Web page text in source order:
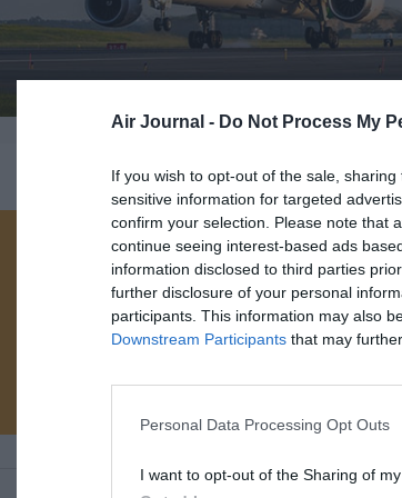
Air Journal - Do Not Process My
If you wish to opt-out of the sale,
sensitive information for targeted
confirm your selection. Please note that
continue seeing interest-based ads
information disclosed to third parties
further disclosure of your personal
participants. This information may also
Downstream Participants that may
Personal Data Processing Opt Outs
I want to opt-out of the Sharing of
©Boston Logan Airport
Vous avez apprécié l’article ?
Soutenez-nous, faites un don !